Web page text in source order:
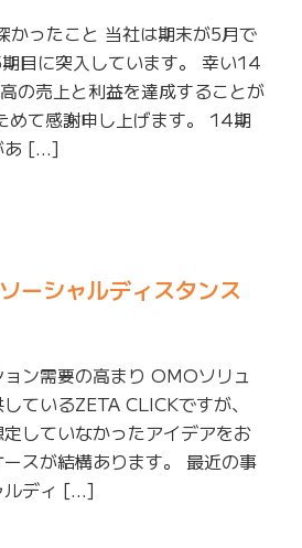
かったこと 当社は期末が5月で
目に突入しています。 幸い14
の売上と利益を達成することが
めて感謝申し上げます。 14期
あ […]
ーシャルディスタンス
ン需要の高まり OMOソリュ
ているZETA CLICKですが、
していなかったアイデアをお
スが結構あります。 最近の事
ルディ […]